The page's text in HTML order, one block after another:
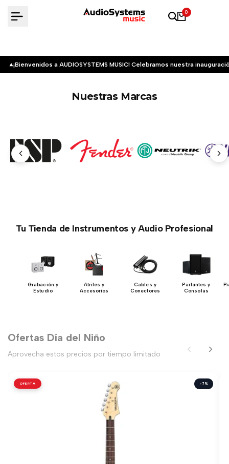
0
¡Bienvenidos a AUDIOSYSTEMS MUSIC! Celebramos nuestra
Nuestras Marcas
Tu Tienda de Instrumentos y Audio Profesional
Grabación y
Estudio
Atriles y
Accesorios
Cables y
Conectores
Parlantes y
Consolas
Ofertas Día del Niño
Aprovecha estos precios por tiempo limitado
OFERTA -7%